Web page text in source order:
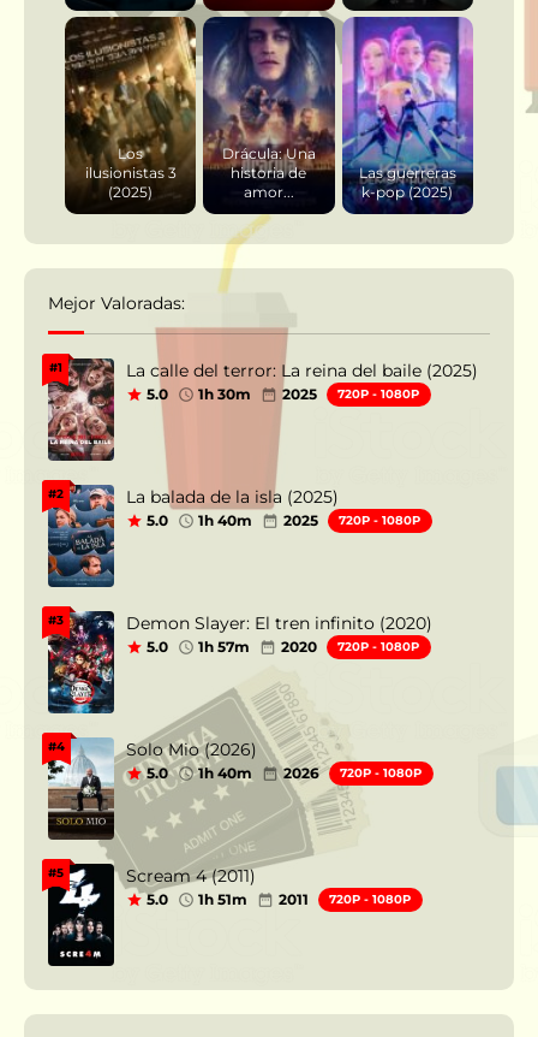
Los
ilusionistas 3
(2025)
Drácula: Una
historia de
amor...
Las guerreras
k-pop (2025)
Mejor Valoradas:
#1 La calle del terror: La reina del baile (2025)
5.0 1h 30m 2025 720P - 1080P
#2 La balada de la isla (2025)
5.0 1h 40m 2025 720P - 1080P
#3 Demon Slayer: El tren infinito (2020)
5.0 1h 57m 2020 720P - 1080P
#4 Solo Mio (2026)
5.0 1h 40m 2026 720P - 1080P
#5 Scream 4 (2011)
5.0 1h 51m 2011 720P - 1080P